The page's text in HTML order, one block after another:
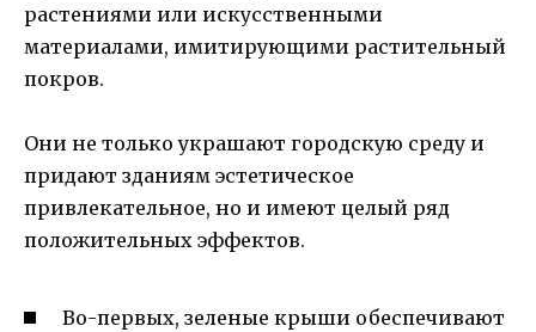
растениями или искусственными
материалами, имитирующими растительный
покров.
Они не только украшают городскую среду и
придают зданиям эстетическое
привлекательное, но и имеют целый ряд
положительных эффектов.
Во-первых, зеленые крыши обеспечивают